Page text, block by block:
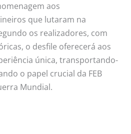
aos
que lutaram na
os realizadores, com
o desfile oferecerá aos
única, transportando-
o papel crucial da FEB
Mundial.